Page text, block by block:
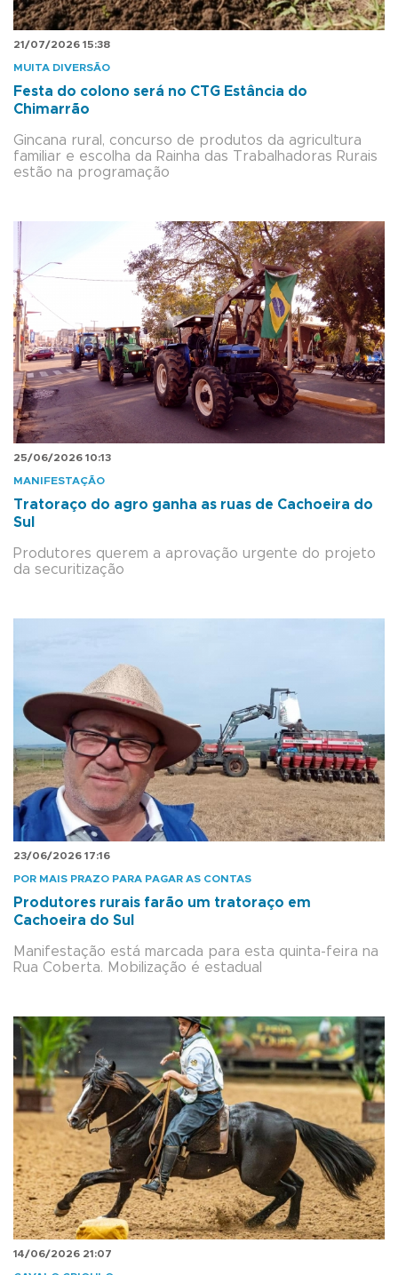
21/07/2026 15:38
MUITA DIVERSÃO
Festa do colono será no CTG Estância do
Chimarrão
Gincana rural, concurso de produtos da agricultura
familiar e escolha da Rainha das Trabalhadoras Rurais
estão na programação
25/06/2026 10:13
MANIFESTAÇÃO
Tratoraço do agro ganha as ruas de Cachoeira do
Sul
Produtores querem a aprovação urgente do projeto
da securitização
23/06/2026 17:16
POR MAIS PRAZO PARA PAGAR AS CONTAS
Produtores rurais farão um tratoraço em
Cachoeira do Sul
Manifestação está marcada para esta quinta-feira na
Rua Coberta. Mobilização é estadual
14/06/2026 21:07